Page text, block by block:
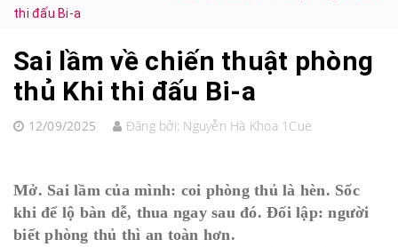
thi đấu Bi-a
Sai lầm về chiến thuật phòng
thủ Khi thi đấu Bi-a
12/09/2025 Đăng bởi: Nguyễn Hà Khoa 1Cue
Mở. Sai lầm của mình: coi phòng thủ là hèn. Sốc
khi để lộ bàn dễ, thua ngay sau đó. Đối lập: người
biết phòng thủ thì an toàn hơn.